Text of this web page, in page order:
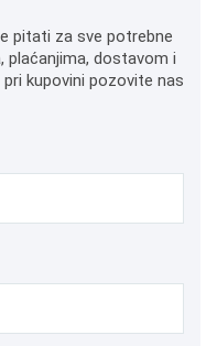
pitati za sve potrebne
plaćanjima, dostavom i
kupovini pozovite nas